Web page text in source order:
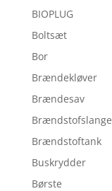
BIOPLUG
Boltsæt
Bor
Brændekløver
Brændesav
Brændstofslange
Brændstoftank
Buskrydder
Børste